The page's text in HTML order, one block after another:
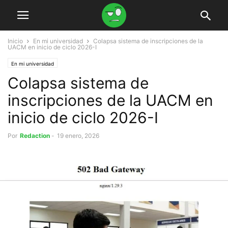
Inicio En mi universidad
Colapsa sistema de inscripciones de la
UACM en inicio de ciclo 2026-I
En mi universidad
Colapsa sistema de
inscripciones de la UACM en
inicio de ciclo 2026-I
Por Redaction - 19 enero, 2026